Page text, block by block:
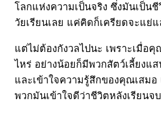
โลกแห่งความเป็นจริง ซึ่งมันเป็น
วัยเรียนเลย แค่คิดก็เครียดจะแย่
แต่ไม่ต้องกังวลไปนะ เพราะเมื่อ
ไหร่ อย่างน้อยก็มีพวกสัตว์เลี้ยงแ
และเข้าใจความรู้สึกของคุณเสมอ
พวกมันเข้าใจดีว่าชีวิตหลังเรียนจ